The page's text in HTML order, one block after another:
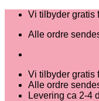
Fortsæt
indhold
Vi tilbyder gratis
Alle ordre
Vi tilbyder gratis
Alle ordre
Levering ca 2-4